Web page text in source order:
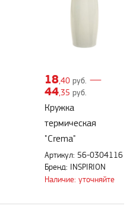
18,40 руб. —
44,35 руб.
Кружка
термическая
"Crema"
Артикул: 56-0304116
Бренд: INSPIRION
Наличие: уточняйте